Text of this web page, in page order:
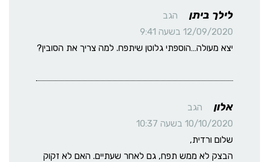
לילך ביתן
הגב
12/09/2020 בשעה 9:41
יצא מעולה…הוספתי גלוטן שיתפח. למה צריך את הסובין?
אלון
הגב
10/10/2020 בשעה 10:37
שלום ורדית,
הבצק לא ממש תפח, גם לאחר שעתיים. האם לא זקוק